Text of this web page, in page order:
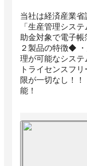
当社は経済産業省
「生産管理シス
助金対象で電子
２製品の特徴◆
理が可能なシス
トライセンスフ
限が一切なし！
能！